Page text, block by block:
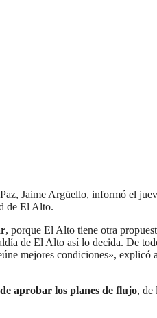
Jaime Argüello, informó el
de El Alto.
, porque El Alto tiene otra
de El Alto así lo decida. De
mejores condiciones», explicó
aprobar los planes de flujo, de